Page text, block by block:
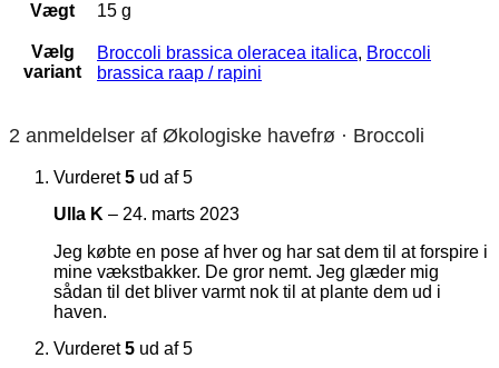
Vægt 15 g
Vælg
variant
Broccoli brassica oleracea italica, Broccoli
brassica raap / rapini
2 anmeldelser af Økologiske havefrø · Broccoli
Vurderet5 ud af 5
Ulla K – 24. marts 2023
Jeg købte en pose af hver og har sat dem til at forspire i
mine vækstbakker. De gror nemt. Jeg glæder mig
sådan til det bliver varmt nok til at plante dem ud i
haven.
Vurderet5 ud af 5